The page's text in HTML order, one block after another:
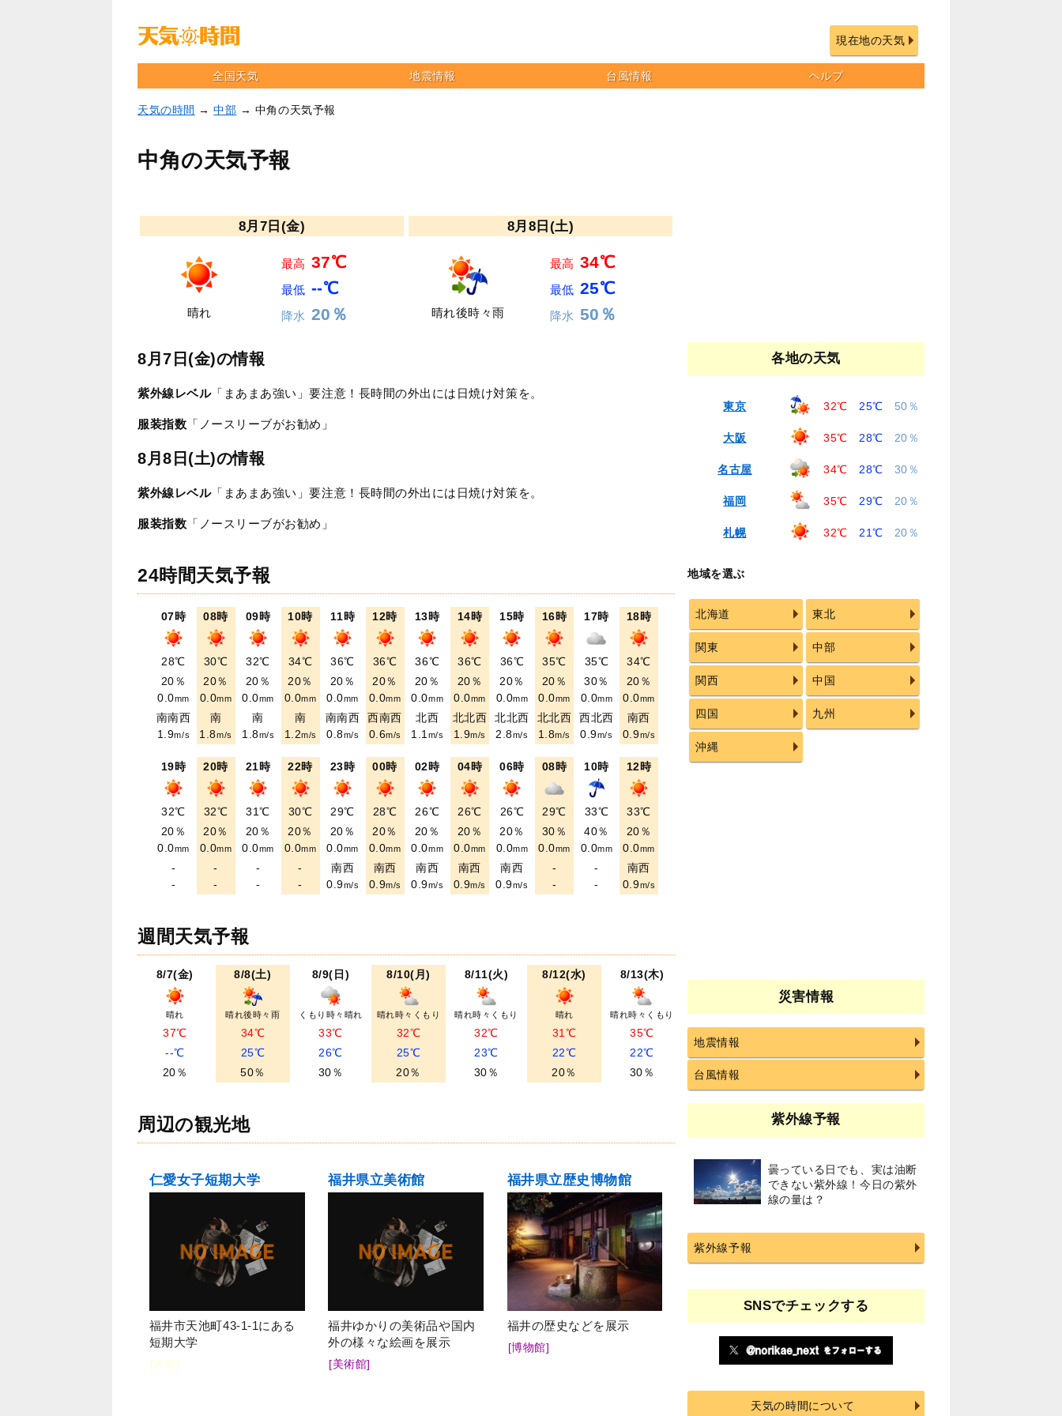
現在地の天気
全国天気 地震情報 台風情報 ヘルプ
天気の時間 →中部 → 中角の天気予報
中角の天気予報
8月7日(金)
晴れ
最高 37℃
最低 --℃
降水 20％
8月8日(土)
晴れ後時々雨
最高 34℃
最低 25℃
降水 50％
8月7日(金)の情報
紫外線レベル「まあまあ強い」要注意！長時間の外出には日焼け対策を。
服装指数 「ノースリーブがお勧め」
8月8日(土)の情報
紫外線レベル「まあまあ強い」要注意！長時間の外出には日焼け対策を。
服装指数 「ノースリーブがお勧め」
24時間天気予報
07時
28℃
20％
0.0mm
南南西
1.9m/s
08時
30℃
20％
0.0mm
南
1.8m/s
09時
32℃
20％
0.0mm
南
1.8m/s
10時
34℃
20％
0.0mm
南
1.2m/s
11時
36℃
20％
0.0mm
南南西
0.8m/s
12時
36℃
20％
0.0mm
西南西
0.6m/s
13時
36℃
20％
0.0mm
北西
1.1m/s
14時
36℃
20％
0.0mm
北北西
1.9m/s
15時
36℃
20％
0.0mm
北北西
2.8m/s
16時
35℃
20％
0.0mm
北北西
1.8m/s
17時
35℃
30％
0.0mm
西北西
0.9m/s
18時
34℃
20％
0.0mm
南西
0.9m/s
19時
32℃
20％
0.0mm
-
-
20時
32℃
20％
0.0mm
-
-
21時
31℃
20％
0.0mm
-
-
22時
30℃
20％
0.0mm
-
-
23時
29℃
20％
0.0mm
南西
0.9m/s
00時
28℃
20％
0.0mm
南西
0.9m/s
02時
26℃
20％
0.0mm
南西
0.9m/s
04時
26℃
20％
0.0mm
南西
0.9m/s
06時
26℃
20％
0.0mm
南西
0.9m/s
08時
29℃
30％
0.0mm
-
-
10時
33℃
40％
0.0mm
-
-
12時
33℃
20％
0.0mm
南西
0.9m/s
週間天気予報
8/7(金)
晴れ
37℃
--℃
20％
8/8(土)
晴れ後時々雨
34℃
25℃
50％
8/9(日)
くもり時々晴れ
33℃
26℃
30％
8/10(月)
晴れ時々くもり
32℃
25℃
20％
8/11(火)
晴れ時々くもり
32℃
23℃
30％
8/12(水)
晴れ
31℃
22℃
20％
8/13(木)
晴れ時々くもり
35℃
22℃
30％
周辺の観光地
仁愛女子短期大学
福井市天池町43-1-1にある
短期大学
[大学]
福井県立美術館
福井ゆかりの美術品や国内
外の様々な絵画を展示
[美術館]
福井県立歴史博物館
福井の歴史などを展示
[博物館]
各地の天気
東京 32℃ 25℃ 50％
大阪 35℃ 28℃ 20％
名古屋 34℃ 28℃ 30％
福岡 35℃ 29℃ 20％
札幌 32℃ 21℃ 20％
地域を選ぶ
北海道 東北
関東 中部
関西 中国
四国 九州
沖縄
災害情報
地震情報
台風情報
紫外線予報
曇っている日でも、実は油断
できない紫外線！今日の紫外
線の量は？
紫外線予報
SNSでチェックする
天気の時間について